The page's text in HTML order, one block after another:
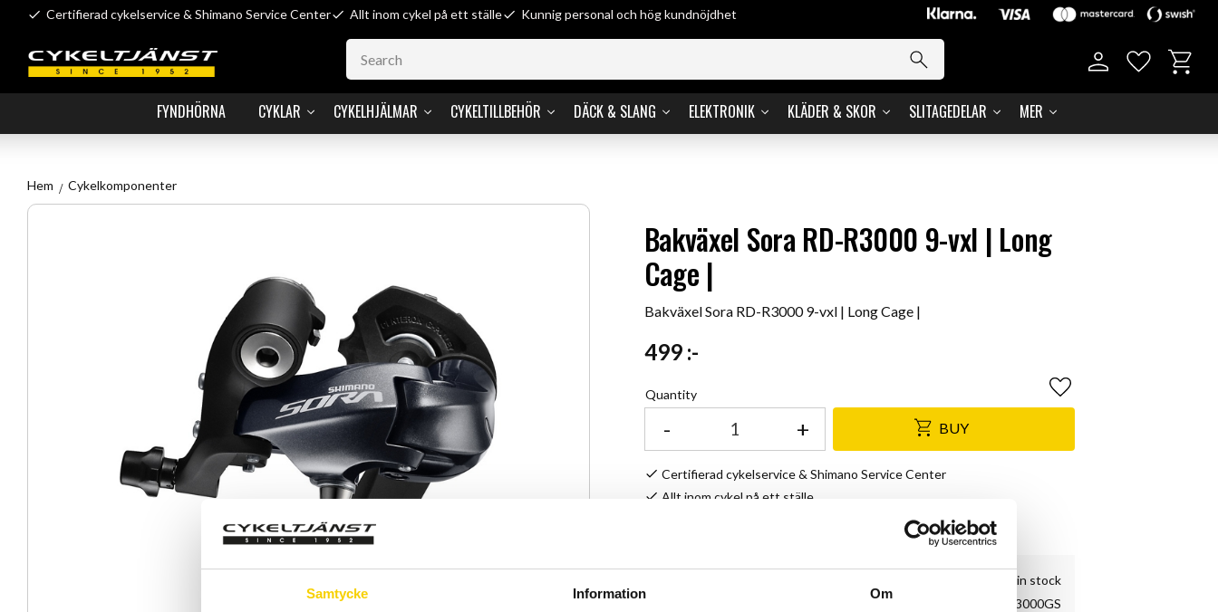
Samtycke Information Om
Certifierad cykelservice & Shimano Service Center Allt inom cykel på ett ställe Kunnig personal och hög kundnöjdhet
FYNDHÖRNA CYKLAR CYKELHJÄLMAR CYKELTILLBEHÖR DÄCK & SLANG ELEKTRONIK KLÄDER & SKOR SLITAGEDELAR MER
Favorites
Hem Cykelkomponenter
Bakväxel Sora RD-R3000 9-vxl | Long
Cage |
Bakväxel Sora RD-R3000 9-vxl | Long Cage |
499:-
Quantity
+
- BUY
Add to favorites
Certifierad cykelservice & Shimano Service Center
Allt inom cykel på ett ställe
2 pc. in stock
ERDR3000GS